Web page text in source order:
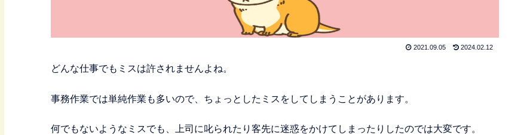
2021.09.05 2024.02.12
どんな仕事でもミスは許されませんよね。
事務作業では単純作業も多いので、ちょっとしたミスをしてしまうことがあります。
何でもないようなミスでも、上司に叱られたり客先に迷惑をかけてしまったりしたのでは大変です。